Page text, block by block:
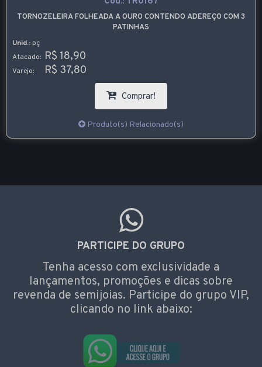
TORNOZELEIRA FOLHEADA A OURO CONTENDO ADEREÇO COM 3
PATINHAS
Unid.: pç
Atacado: R$ 18,90
Varejo: R$ 37,80
Comprar!
Produto(s) Relacionado(s)
PARTICIPE DO GRUPO
Tenha acesso com exclusividade a
lançamentos, promoções e dicas sobre
revenda de semijoias. Participe do grupo VIP,
clicando no link abaixo: